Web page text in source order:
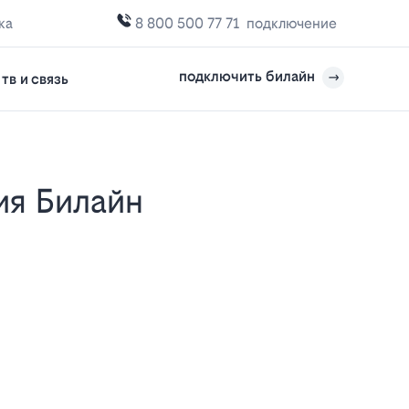
8 800 500 77 71 подключение
и связь подключить билайн